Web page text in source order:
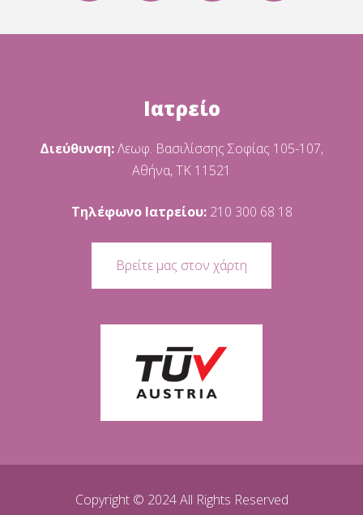
Ιατρείο
Διεύθυνση:Λεωφ. Βασιλίσσης Σοφίας 105-107,
Αθήνα, ΤΚ 11521
Τηλέφωνο Ιατρείου:210 300 68 18
Βρείτε μας στον χάρτη
Copyright © 2024 All Rights Reserved